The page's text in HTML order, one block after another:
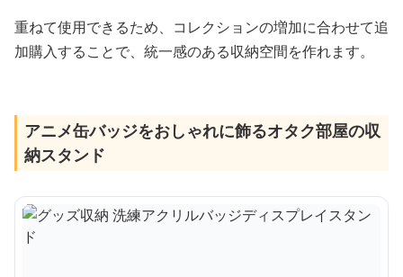
重ねて使用できるため、コレクションの増加に合わせて追
加購入することで、統一感のある収納空間を作れます。
アニメ缶バッジをおしゃれに飾るオタク部屋の収
納スタンド